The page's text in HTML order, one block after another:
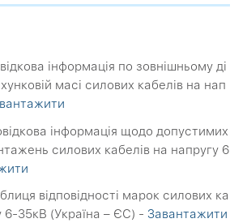
інформація по зовнішньому ді
масі силових кабелів на нап
інформація щодо допустимих
силових кабелів на напругу 6
відповідності марок силових ка
6-35кВ (Україна – ЄС) -Завантажити